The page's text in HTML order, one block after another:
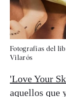
Fotografías del
Vilarós
'Love Your
aquellos que